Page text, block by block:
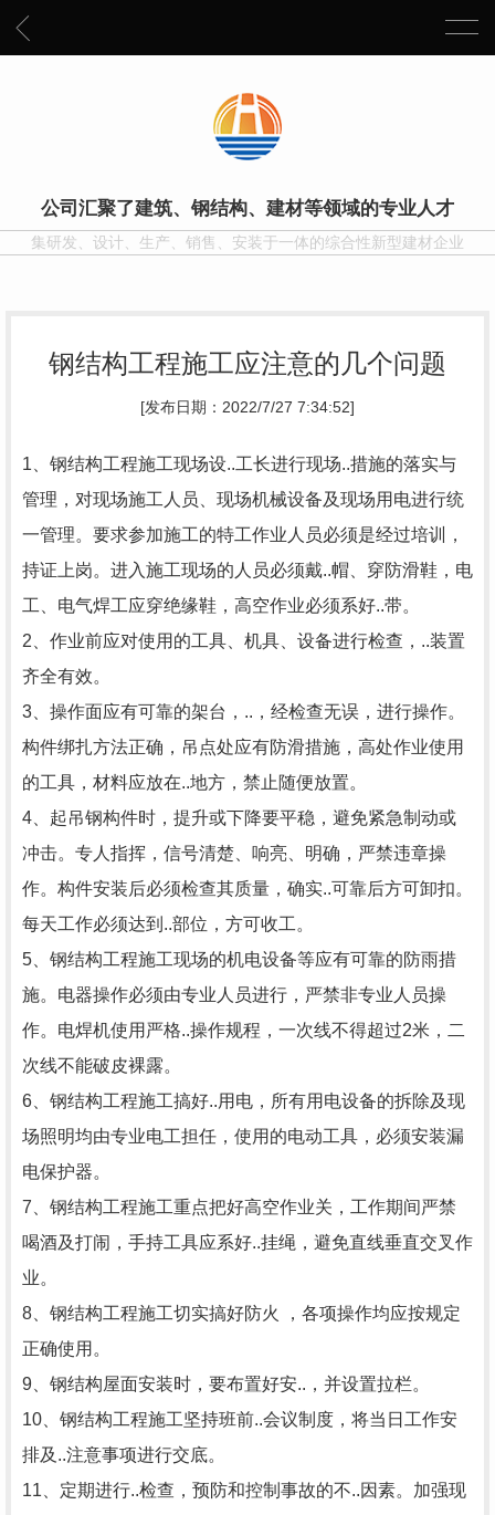
公司汇聚了建筑、钢结构、建材等领域的专业人才
集研发、设计、生产、销售、安装于一体的综合性新型建材企业
钢结构工程施工应注意的几个问题
[发布日期：2022/7/27 7:34:52]
1、钢结构工程施工现场设..工长进行现场..措施的落实与
管理，对现场施工人员、现场机械设备及现场用电进行统
一管理。要求参加施工的特工作业人员必须是经过培训，
持证上岗。进入施工现场的人员必须戴..帽、穿防滑鞋，电
工、电气焊工应穿绝缘鞋，高空作业必须系好..带。
2、作业前应对使用的工具、机具、设备进行检查，..装置
齐全有效。
3、操作面应有可靠的架台，..，经检查无误，进行操作。
构件绑扎方法正确，吊点处应有防滑措施，高处作业使用
的工具，材料应放在..地方，禁止随便放置。
4、起吊钢构件时，提升或下降要平稳，避免紧急制动或
冲击。专人指挥，信号清楚、响亮、明确，严禁违章操
作。构件安装后必须检查其质量，确实..可靠后方可卸扣。
每天工作必须达到..部位，方可收工。
5、钢结构工程施工现场的机电设备等应有可靠的防雨措
施。电器操作必须由专业人员进行，严禁非专业人员操
作。电焊机使用严格..操作规程，一次线不得超过2米，二
次线不能破皮裸露。
6、钢结构工程施工搞好..用电，所有用电设备的拆除及现
场照明均由专业电工担任，使用的电动工具，必须安装漏
电保护器。
7、钢结构工程施工重点把好高空作业关，工作期间严禁
喝酒及打闹，手持工具应系好..挂绳，避免直线垂直交叉作
业。
8、钢结构工程施工切实搞好防火 ，各项操作均应按规定
正确使用。
9、钢结构屋面安装时，要布置好安..，并设置拉栏。
10、钢结构工程施工坚持班前..会议制度，将当日工作安
排及..注意事项进行交底。
11、定期进行..检查，预防和控制事故的不..因素。加强现